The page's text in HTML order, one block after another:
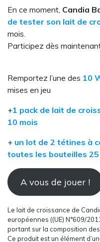
En ce moment, Candia
de tester son lait de
mois.
Participez dès
Remportez l’une des 10
mises en jeu
+1 pack de lait de
10 mois
+ un lot de 2 tétines à
toutes les bouteilles 25
A vous de jouer !
Le lait de croissance de
européennes ((UE) N°609/
portant sur la composition des
Ce produit est un élément